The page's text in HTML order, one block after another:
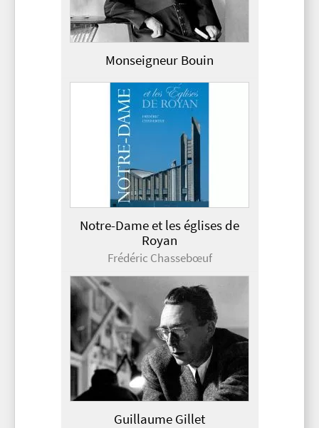
Monseigneur Bouin
Notre-Dame et les églises de
Royan
Frédéric Chassebœuf
Guillaume Gillet